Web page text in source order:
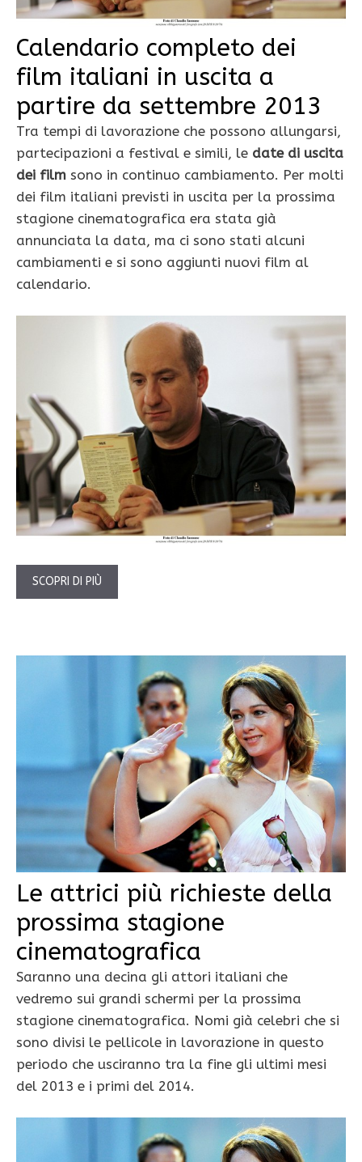
Calendario completo dei
film italiani in uscita a
partire da settembre 2013
Tra tempi di lavorazione che possono allungarsi,
partecipazioni a festival e simili, le date di uscita
dei film sono in continuo cambiamento. Per molti
dei film italiani previsti in uscita per la prossima
stagione cinematografica era stata già
annunciata la data, ma ci sono stati alcuni
cambiamenti e si sono aggiunti nuovi film al
calendario.
SCOPRI DI PIÙ
Le attrici più richieste della
prossima stagione
cinematografica
Saranno una decina gli attori italiani che
vedremo sui grandi schermi per la prossima
stagione cinematografica. Nomi già celebri che si
sono divisi le pellicole in lavorazione in questo
periodo che usciranno tra la fine gli ultimi mesi
del 2013 e i primi del 2014.